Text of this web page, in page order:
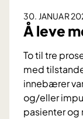
30. JANUAR
Å leve
To til tre
med
innebærer
og/eller
pasienter